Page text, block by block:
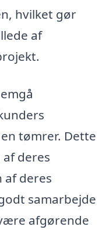
hvilket gør
af
tømrer. Dette
deres
af deres
samarbejde
afgørende